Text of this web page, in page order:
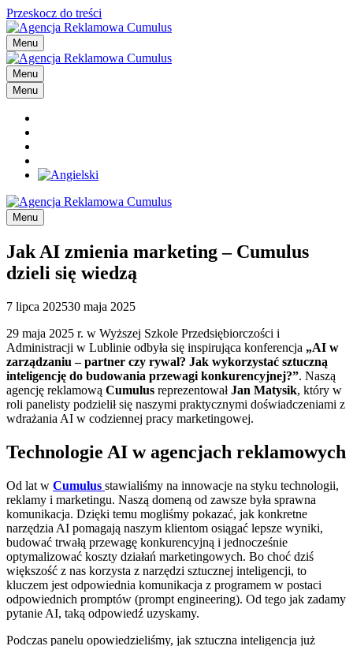
Przeskocz do treści
Menu
Menu
Menu
Menu
Jak AI zmienia marketing – Cumulus
dzieli się wiedzą
7 lipca 202530 maja 2025
29 maja 2025 r. w Wyższej Szkole Przedsiębiorczości i
Administracji w Lublinie odbyła się inspirująca konferencja „AI w
zarządzaniu – partner czy rywal? Jak wykorzystać sztuczną
inteligencję do budowania przewagi konkurencyjnej?”. Naszą
agencję reklamową Cumulus reprezentowałJan Matysik, który w
roli panelisty podzielił się naszymi praktycznymi doświadczeniami z
wdrażania AI w codziennej pracy marketingowej.
Technologie AI w agencjach reklamowych
Od lat w Cumulus stawialiśmy na innowacje na styku technologii,
reklamy i marketingu. Naszą domeną od zawsze była sprawna
komunikacja. Dzięki temu mogliśmy pokazać, jak konkretne
narzędzia AI pomagają naszym klientom osiągać lepsze wyniki,
budować trwałą przewagę konkurencyjną i jednocześnie
optymalizować koszty działań marketingowych. Bo choć dziś
większość z nas korzysta z narzędzi sztucznej inteligencji, to
kluczem jest odpowiednia komunikacja z programem w postaci
odpowiednich promptów (prompt engineering). Od tego jak zadamy
pytanie AI, taką odpowiedź uzyskamy.
Podczas panelu opowiedzieliśmy, jak sztuczna inteligencja już